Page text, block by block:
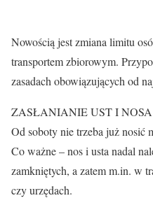
Nowością jest zmiana limitu
transportem zbiorowym.
zasadach obowiązujących od
ZASŁANIANIE UST I NOSA
Od soboty nie trzeba już nosić
Co ważne – nos i usta nadal
zamkniętych, a zatem m.in. w
czy urzędach.